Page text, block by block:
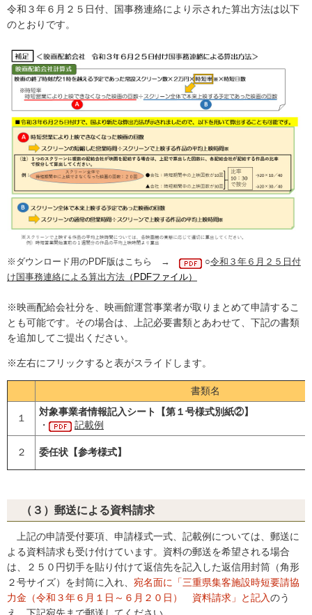
令和３年６月２５日付、国事務連絡により示された算出方法は以下
のとおりです。
※ダウンロード用のPDF版はこちら → ○令和３年６月２５日付
け国事務連絡による算出方法 （PDFファイル）
※映画配給会社分を、映画館運営事業者が取りまとめて申請するこ
とも可能です。その場合は、上記必要書類とあわせて、下記の書類
を追加してご提出ください。
※左右にフリックすると表がスライドします。
書類名
１
対象事業者情報記入シート【第１号様式別紙②】
・
記載例
２ 委任状【参考様式】
（３）郵送による資料請求
上記の申請受付要項、申請様式一式、記載例については、郵送に
よる資料請求も受け付けています。資料の郵送を希望される場合
は、２５０円切手を貼り付けて返信先を記入した返信用封筒（角形
２号サイズ）を封筒に入れ、 宛名面に「三重県集客施設時短要請協
力金（令和３年６月１日～６月２０日） 資料請求」と記入のう